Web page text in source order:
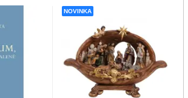
NOVINKA